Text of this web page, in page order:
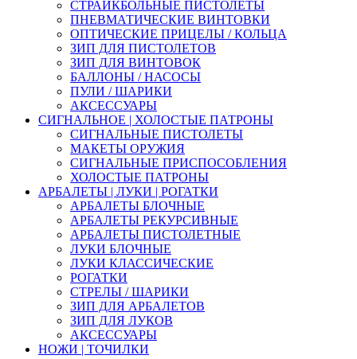
СТРАЙКБОЛЬНЫЕ ПИСТОЛЕТЫ
ПНЕВМАТИЧЕСКИЕ ВИНТОВКИ
ОПТИЧЕСКИЕ ПРИЦЕЛЫ / КОЛЬЦА
ЗИП ДЛЯ ПИСТОЛЕТОВ
ЗИП ДЛЯ ВИНТОВОК
БАЛЛОНЫ / НАСОСЫ
ПУЛИ / ШАРИКИ
АКСЕССУАРЫ
СИГНАЛЬНОЕ | ХОЛОСТЫЕ ПАТРОНЫ
СИГНАЛЬНЫЕ ПИСТОЛЕТЫ
МАКЕТЫ ОРУЖИЯ
СИГНАЛЬНЫЕ ПРИСПОСОБЛЕНИЯ
ХОЛОСТЫЕ ПАТРОНЫ
АРБАЛЕТЫ | ЛУКИ | РОГАТКИ
АРБАЛЕТЫ БЛОЧНЫЕ
АРБАЛЕТЫ РЕКУРСИВНЫЕ
АРБАЛЕТЫ ПИСТОЛЕТНЫЕ
ЛУКИ БЛОЧНЫЕ
ЛУКИ КЛАССИЧЕСКИЕ
РОГАТКИ
СТРЕЛЫ / ШАРИКИ
ЗИП ДЛЯ АРБАЛЕТОВ
ЗИП ДЛЯ ЛУКОВ
АКСЕССУАРЫ
НОЖИ | ТОЧИЛКИ